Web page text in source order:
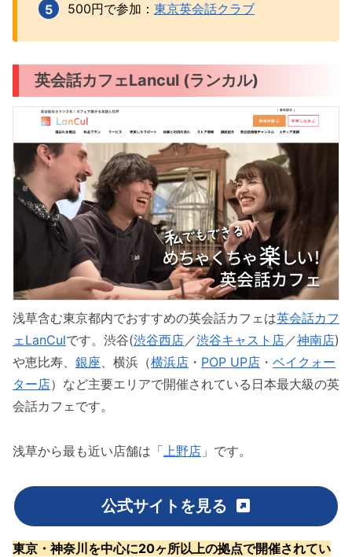
500円で参加： 東京英会話クラブ
英会話カフェLancul (ランカル)
浅草含む東京都内でおすすめの英会話カフェは英会話カフ
ェLanCulです。渋谷(渋谷西店／渋谷キャスト店／神南店)
や恵比寿、 銀座、横浜（横浜店 ・ POP UP店 ・ ベイクォー
ター店）など主要エリアで開催されている日本最大級の英
会話カフェです。
浅草から最も近い店舗は「 上野店 」です。
公式サイトを見る
東京・神奈川を中心に20ヶ所以上の拠点で開催されてい